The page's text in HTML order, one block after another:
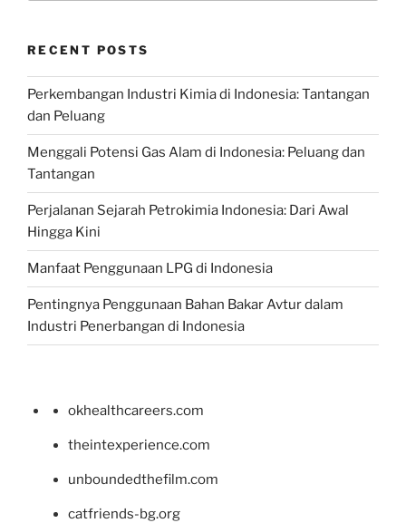
RECENT POSTS
Perkembangan Industri Kimia di Indonesia: Tantangan
dan Peluang
Menggali Potensi Gas Alam di Indonesia: Peluang dan
Tantangan
Perjalanan Sejarah Petrokimia Indonesia: Dari Awal
Hingga Kini
Manfaat Penggunaan LPG di Indonesia
Pentingnya Penggunaan Bahan Bakar Avtur dalam
Industri Penerbangan di Indonesia
okhealthcareers.com
theintexperience.com
unboundedthefilm.com
catfriends-bg.org